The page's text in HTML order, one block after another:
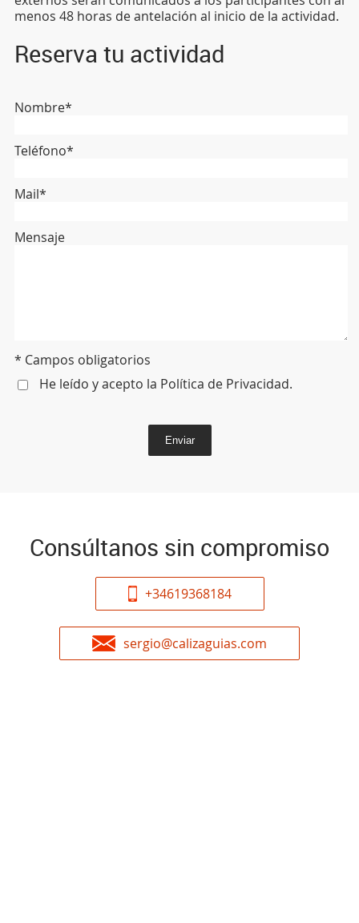
menos 48 horas de antelación al inicio de la actividad.
Reserva tu actividad
Nombre*
Teléfono*
Mail*
Mensaje
* Campos obligatorios
He leído y acepto la Política de Privacidad.
Enviar
Consúltanos sin compromiso
+34619368184
sergio@calizaguias.com